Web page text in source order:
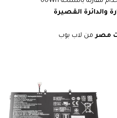
والدائرة القصيرة
مصر من لاب بوب